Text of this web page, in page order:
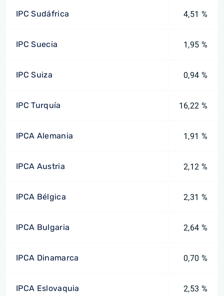
IPC Sudáfrica 4,51 %
IPC Suecia 1,95 %
IPC Suiza 0,94 %
IPC Turquía 16,22 %
IPCA Alemania 1,91 %
IPCA Austria 2,12 %
IPCA Bélgica 2,31 %
IPCA Bulgaria 2,64 %
IPCA Dinamarca 0,70 %
IPCA Eslovaquia 2,53 %